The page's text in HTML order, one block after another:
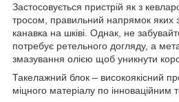
Застосовується пристрій як з
тросом, правильний напрямок яких
канавка на шківі. Однак, не
потребує ретельного догляду, а
змазування олією щоб уникнути
Такелажний блок – високоякісний
міцного матеріалу по інноваційним